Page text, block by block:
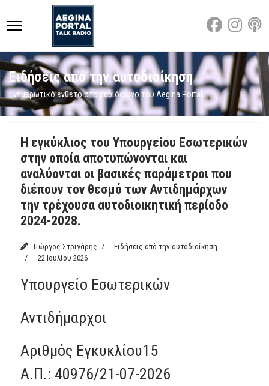
Ειδήσεις από την αυτοδιοίκηση
Ενημερωτικό ένθετο στο ραδιόφωνο του Aegina Portal
Η εγκύκλιος του Υπουργείου Εσωτερικών
στην οποία αποτυπώνονται και
αναλύονται οι βασικές παράμετροι που
διέπουν τον θεσμό των Αντιδημάρχων
την τρέχουσα αυτοδιοικητική περίοδο
2024-2028.
Γιώργος Στριγάρης
Ειδήσεις από την αυτοδιοίκηση
22 Ιουλίου 2026
Υπουργείο Εσωτερικών
Αντιδήμαρχοι
Αριθμός Εγκυκλίου15
Α.Π.: 40976/21-07-2026